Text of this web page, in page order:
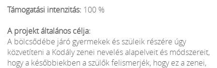
Támogatási intenzitás: 100 %
A projekt általános célja:
A bölcsődébe járó gyermekek és szüleik részére úgy
közvetíteni a Kodály zenei nevelés alapelveit és módszereit,
hogy a későbbiekben a szülők felismerjék, hogy ez a zenei,